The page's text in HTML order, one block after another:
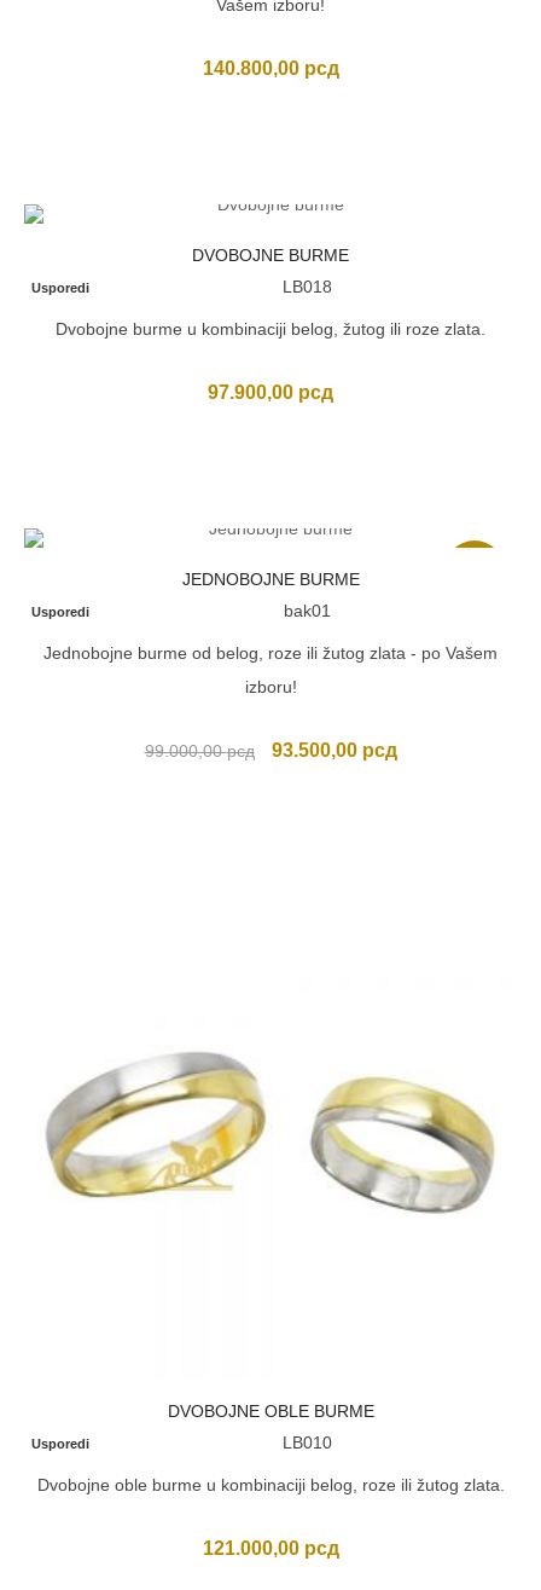
Vašem izboru!
140.800,00 рсд
DVOBOJNE BURME
Usporedi LB018
Dvobojne burme u kombinaciji belog, žutog ili roze zlata.
97.900,00 рсд
JEDNOBOJNE BURME
Usporedi bak01
Jednobojne burme od belog, roze ili žutog zlata - po Vašem
izboru!
99.000,00рсд
Originalna
93.500,00 рсдTrenutna
DVOBOJNE OBLE BURME
Usporedi LB010
Dvobojne oble burme u kombinaciji belog, roze ili žutog zlata.
121.000,00 рсд